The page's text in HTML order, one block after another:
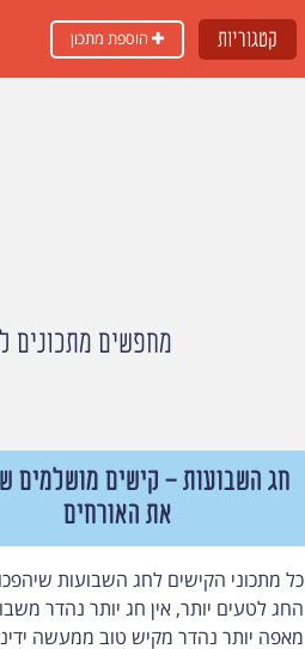
קטגוריות
מחפשים מתכונים
חג השבועות - קישים מושלמים
את האורחים
כל מתכוני הקישים לחג השבועות
החג לטעים יותר, אין חג יותר נהדר
מאפה יותר נהדר מקיש טוב ממעשה